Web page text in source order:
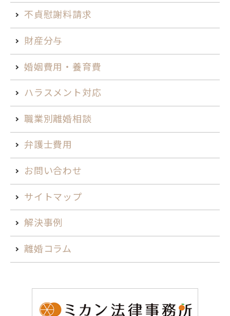
不貞慰謝料請求
財産分与
婚姻費用・養育費
ハラスメント対応
職業別離婚相談
弁護士費用
お問い合わせ
サイトマップ
解決事例
離婚コラム